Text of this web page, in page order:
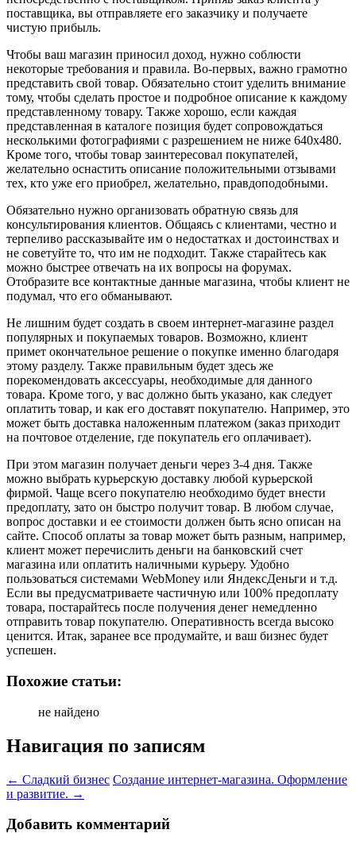
поставщика, вы отправляете его заказчику и получаете
чистую прибыль.
Чтобы ваш магазин приносил доход, нужно соблюсти
некоторые требования и правила. Во-первых, важно грамотно
представить свой товар. Обязательно стоит уделить внимание
тому, чтобы сделать простое и подробное описание к каждому
представленному товару. Также хорошо, если каждая
представленная в каталоге позиция будет сопровождаться
несколькими фотографиями с разрешением не ниже 640х480.
Кроме того, чтобы товар заинтересовал покупателей,
желательно оснастить описание положительными отзывами
тех, кто уже его приобрел, желательно, правдоподобными.
Обязательно нужно организовать обратную связь для
консультирования клиентов. Общаясь с клиентами, честно и
терпеливо рассказывайте им о недостатках и достоинствах и
не советуйте то, что им не подходит. Также старайтесь как
можно быстрее отвечать на их вопросы на форумах.
Отобразите все контактные данные магазина, чтобы клиент не
подумал, что его обманывают.
Не лишним будет создать в своем интернет-магазине раздел
популярных и покупаемых товаров. Возможно, клиент
примет окончательное решение о покупке именно благодаря
этому разделу. Также правильным будет здесь же
порекомендовать аксессуары, необходимые для данного
товара. Кроме того, у вас должно быть указано, как следует
оплатить товар, и как его доставят покупателю. Например, это
может быть доставка наложенным платежом (заказ приходит
на почтовое отделение, где покупатель его оплачивает).
При этом магазин получает деньги через 3-4 дня. Также
можно выбрать курьерскую доставку любой курьерской
фирмой. Чаще всего покупателю необходимо будет внести
предоплату, зато он быстро получит товар. В любом случае,
вопрос доставки и ее стоимости должен быть ясно описан на
сайте. Способ оплаты за товар может быть разным, например,
клиент может перечислить деньги на банковский счет
магазина или оплатить наличными курьеру. Удобно
пользоваться системами WebMoney или ЯндексДеньги и т.д.
Если вы предусматриваете частичную или 100% предоплату
товара, постарайтесь после получения денег немедленно
отправить товар покупателю. Оперативность всегда высоко
ценится. Итак, заранее все продумайте, и ваш бизнес будет
успешен.
Похожие статьи:
не найдено
Навигация по записям
← Сладкий бизнес Создание интернет-магазина. Оформление
и развитие. →
Добавить комментарий